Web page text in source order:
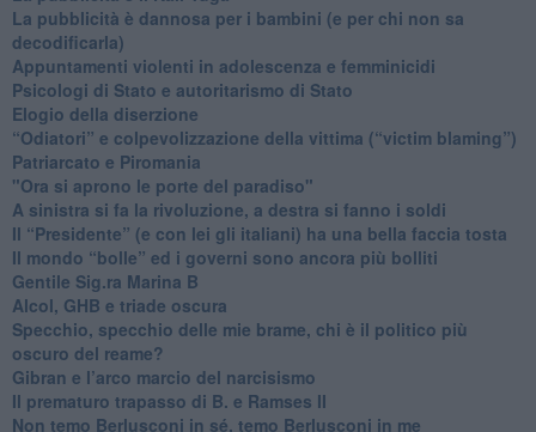
​La pubblicità è dannosa per i bambini (e per chi non sa
decodificarla)
​Appuntamenti violenti in adolescenza e femminicidi
​Psicologi di Stato e autoritarismo di Stato
Elogio della diserzione
“Odiatori” e colpevolizzazione della vittima (“victim blaming”)
​Patriarcato e Piromania
"Ora si aprono le porte del paradiso"
​A sinistra si fa la rivoluzione, a destra si fanno i soldi
​Il “Presidente” (e con lei gli italiani) ha una bella faccia tosta
​Il mondo “bolle” ed i governi sono ancora più bolliti
​Gentile Sig.ra Marina B
​Alcol, GHB e triade oscura
​Specchio, specchio delle mie brame, chi è il politico più
oscuro del reame?
​Gibran e l’arco marcio del narcisismo
​Il prematuro trapasso di B. e Ramses II
​Non temo Berlusconi in sé, temo Berlusconi in me